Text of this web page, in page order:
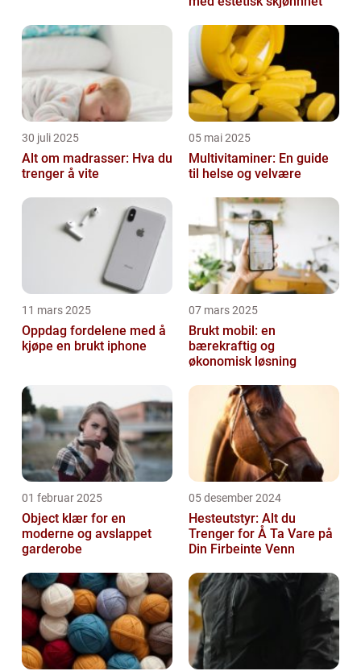
30 juli 2025
Alt om madrasser: Hva du
trenger å vite
05 mai 2025
Multivitaminer: En guide
til helse og velvære
11 mars 2025
Oppdag fordelene med å
kjøpe en brukt iphone
07 mars 2025
Brukt mobil: en
bærekraftig og
økonomisk løsning
01 februar 2025
Object klær for en
moderne og avslappet
garderobe
05 desember 2024
Hesteutstyr: Alt du
Trenger for Å Ta Vare på
Din Firbeinte Venn